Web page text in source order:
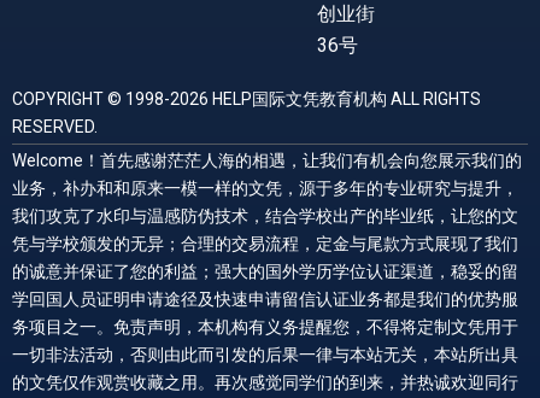
创业街
36号
COPYRIGHT © 1998-2026 HELP国际文凭教育机构 ALL RIGHTS
RESERVED.
Welcome！首先感谢茫茫人海的相遇，让我们有机会向您展示我们的
业务，补办和和原来一模一样的文凭，源于多年的专业研究与提升，
我们攻克了水印与温感防伪技术，结合学校出产的毕业纸，让您的文
凭与学校颁发的无异；合理的交易流程，定金与尾款方式展现了我们
的诚意并保证了您的利益；强大的国外学历学位认证渠道，稳妥的留
学回国人员证明申请途径及快速申请留信认证业务都是我们的优势服
务项目之一。免责声明，本机构有义务提醒您，不得将定制文凭用于
一切非法活动，否则由此而引发的后果一律与本站无关，本站所出具
的文凭仅作观赏收藏之用。再次感觉同学们的到来，并热诚欢迎同行